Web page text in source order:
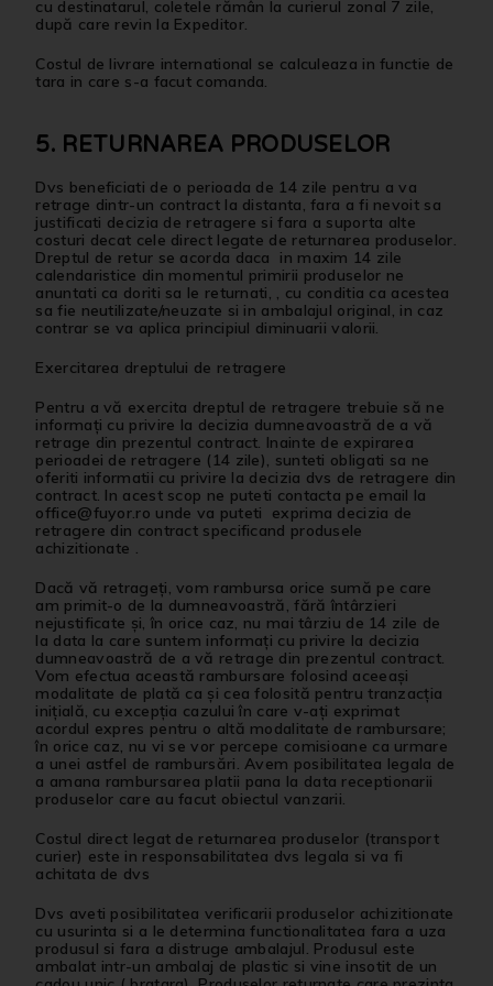
cu destinatarul, coletele rămân la curierul zonal 7 zile,
după care revin la Expeditor.
Costul de livrare international se calculeaza in functie de
tara in care s-a facut comanda.
5. RETURNAREA PRODUSELOR
Dvs beneficiati de o perioada de 14 zile pentru a va
retrage dintr-un contract la distanta, fara a fi nevoit sa
justificati decizia de retragere si fara a suporta alte
costuri decat cele direct legate de returnarea produselor.
Dreptul de retur se acorda daca in maxim 14 zile
calendaristice din momentul primirii produselor ne
anuntati ca doriti sa le returnati, , cu conditia ca acestea
sa fie neutilizate/neuzate si in ambalajul original, in caz
contrar se va aplica principiul diminuarii valorii.
Exercitarea dreptului de retragere
Pentru a vă exercita dreptul de retragere trebuie să ne
informaţi cu privire la decizia dumneavoastră de a vă
retrage din prezentul contract. Inainte de expirarea
perioadei de retragere (14 zile), sunteti obligati sa ne
oferiti informatii cu privire la decizia dvs de retragere din
contract. In acest scop ne puteti contacta pe email la
office@fuyor.ro unde va puteti exprima decizia de
retragere din contract specificand produsele
achizitionate .
Dacă vă retrageţi, vom rambursa orice sumă pe care
am primit-o de la dumneavoastră, fără întârzieri
nejustificate şi, în orice caz, nu mai târziu de 14 zile de
la data la care suntem informaţi cu privire la decizia
dumneavoastră de a vă retrage din prezentul contract.
Vom efectua această rambursare folosind aceeaşi
modalitate de plată ca şi cea folosită pentru tranzacţia
iniţială, cu excepţia cazului în care v-aţi exprimat
acordul expres pentru o altă modalitate de rambursare;
în orice caz, nu vi se vor percepe comisioane ca urmare
a unei astfel de rambursări. Avem posibilitatea legala de
a amana rambursarea platii pana la data receptionarii
produselor care au facut obiectul vanzarii.
Costul direct legat de returnarea produselor (transport
curier) este in responsabilitatea dvs legala si va fi
achitata de dvs
Dvs aveti posibilitatea verificarii produselor achizitionate
cu usurinta si a le determina functionalitatea fara a uza
produsul si fara a distruge ambalajul. Produsul este
ambalat intr-un ambalaj de plastic si vine insotit de un